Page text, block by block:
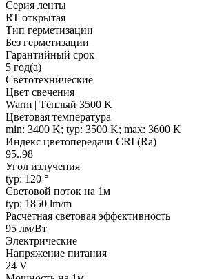
Серия ленты
RT открытая
Тип герметизации
Без герметизации
Гарантийный срок
5 год(а)
Светотехнические
Цвет свечения
Warm | Тёплый 3500 K
Цветовая температура
min: 3400 K; typ: 3500 K; max: 3600 K
Индекс цветопередачи CRI (Ra)
95..98
Угол излучения
typ: 120 °
Световой поток на 1м
typ: 1850 lm/m
Расчетная световая эффективность
95 лм/Вт
Электрические
Напряжение питания
24 V